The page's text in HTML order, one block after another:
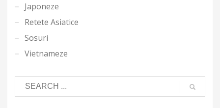
Japoneze
Retete Asiatice
Sosuri
Vietnameze